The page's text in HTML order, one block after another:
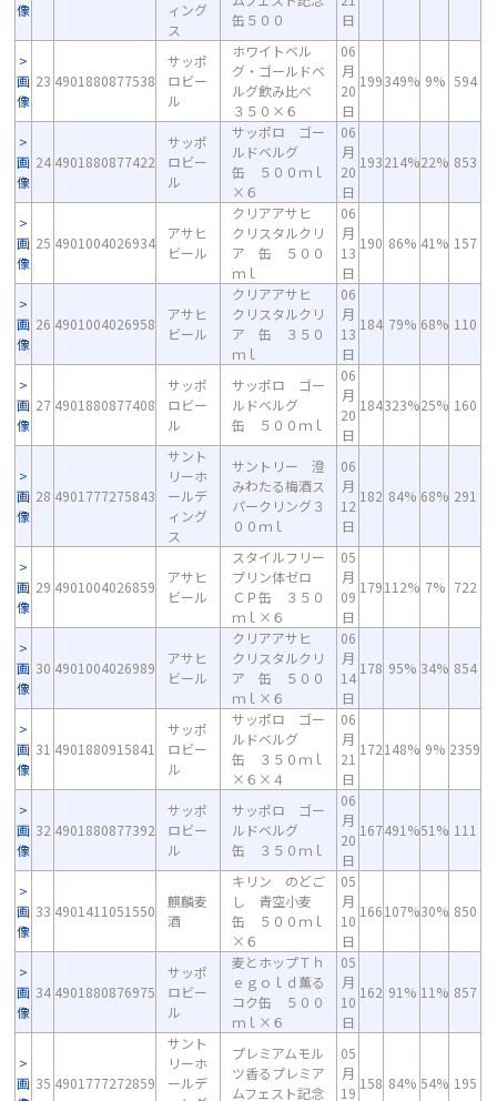
像
ィング
ス
缶５００
日
画
像
23 4901880877538
サッポ
ロビー
ル
ホワイトベル
グ・ゴールドベ
ルグ飲み比べ
３５０×６
06
月
20
日
199349% 9% 594
画
像
24 4901880877422
サッポ
ロビー
ル
サッポロ ゴー
ルドベルグ
缶 ５００ｍｌ
×６
06
月
20
日
193214%22% 853
画
像
25 4901004026934
アサヒ
ビール
クリアアサヒ
クリスタルクリ
ア 缶 ５００
ｍｌ
06
月
13
日
190 86% 41% 157
画
像
26 4901004026958
アサヒ
ビール
クリアアサヒ
クリスタルクリ
ア 缶 ３５０
ｍｌ
06
月
13
日
184 79% 68% 110
画
像
27 4901880877408
サッポ
ロビー
ル
サッポロ ゴー
ルドベルグ
缶 ５００ｍｌ
06
月
20
日
184323%25% 160
画
像
28 4901777275843
サント
リーホ
ールデ
ィング
ス
サントリー 澄
みわたる梅酒ス
パークリング３
００ｍｌ
06
月
12
日
182 84% 68% 291
画
像
29 4901004026859
アサヒ
ビール
スタイルフリー
プリン体ゼロ
ＣＰ缶 ３５０
ｍｌ×６
05
月
09
日
179112% 7% 722
画
像
30 4901004026989
アサヒ
ビール
クリアアサヒ
クリスタルクリ
ア 缶 ５００
ｍｌ×６
06
月
14
日
178 95% 34% 854
画
像
31 4901880915841
サッポ
ロビー
ル
サッポロ ゴー
ルドベルグ
缶 ３５０ｍｌ
×６×４
06
月
21
日
172148% 9% 2359
画
像
32 4901880877392
サッポ
ロビー
ル
サッポロ ゴー
ルドベルグ
缶 ３５０ｍｌ
06
月
20
日
167491%51% 111
画
像
33 4901411051550
麒麟麦
酒
キリン のどご
し 青空小麦
缶 ５００ｍｌ
×６
05
月
10
日
166107%30% 850
画
像
34 4901880876975
サッポ
ロビー
ル
麦とホップＴｈ
ｅｇｏｌｄ薫る
コク缶 ５００
ｍｌ×６
05
月
10
日
162 91% 11% 857
画 35 4901777272859
サント
リーホ
ールデ
プレミアムモル
ツ香るプレミア
ムフェスト記念
05
月
19
158 84% 54% 195